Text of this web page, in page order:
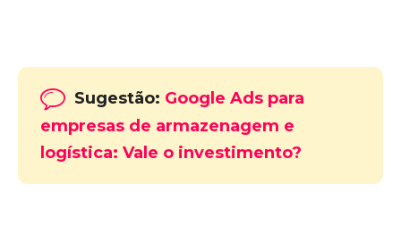
Sugestão: Google Ads para
empresas de armazenagem e
logística: Vale o investimento?